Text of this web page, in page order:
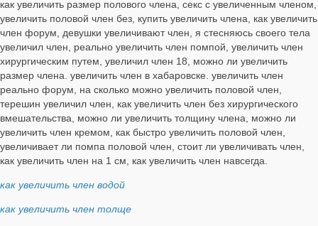
как увеличить размер полового члена, секс с увеличенным членом,
увеличить половой член без, купить увеличить члена, как увеличить
член форум, девушки увеличивают член, я стесняюсь своего тела
увеличил член, реально увеличить член помпой, увеличить член
хирургическим путем, увеличил член 18, можно ли увеличить
размер члена. увеличить член в хабаровске. увеличить член
реально форум, на сколько можно увеличить половой член,
терешин увеличил член, как увеличить член без хирургического
вмешательства, можно ли увеличить толщину члена, можно ли
увеличить член кремом, как быстро увеличить половой член,
увеличивает ли помпа половой член, стоит ли увеличивать член,
как увеличить член на 1 см, как увеличить член навсегда.
как увеличить член водой
как увеличить член толще